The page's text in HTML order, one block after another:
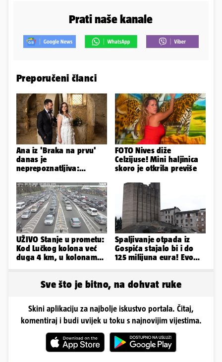
Prati naše kanale
Preporučeni članci
Ana iz 'Braka na prvu'
danas je
neprepoznatljiva:
ovako sad izgleda
FOTO Nives diže
Celzijuse! Mini haljinica
skoro je otkrila previše
UŽIVO Stanje u prometu:
Kod Lučkog kolona već
duga 4 km, u kolonama
Spaljivanje otpada iz
Gospića stajalo bi i do
125 milijuna eura! Evo
Sve što je bitno, na dohvat ruke
Skini aplikaciju za najbolje iskustvo portala. Čitaj,
komentiraj i budi uvijek u toku s najnovijim vijestima.